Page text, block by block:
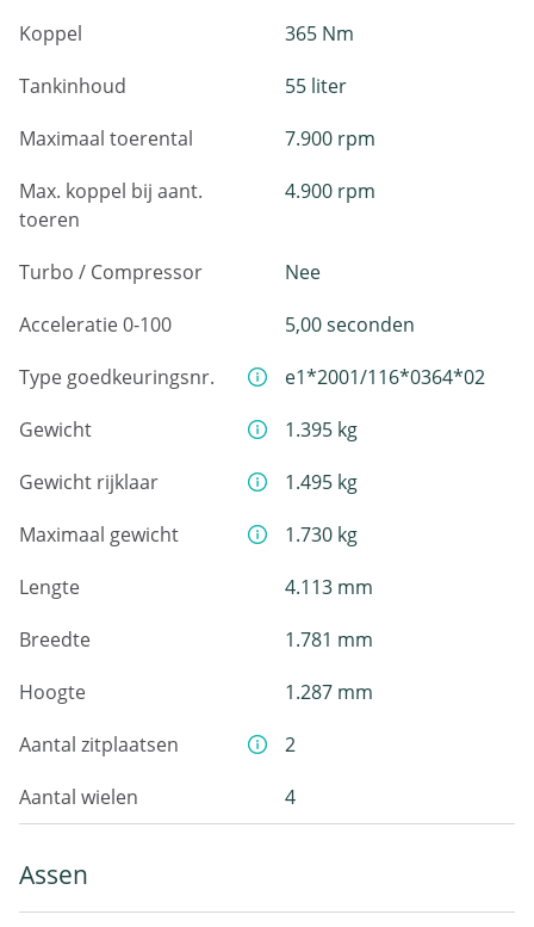
Koppel
365 Nm
Tankinhoud
55 liter
Maximaal toerental
7.900 rpm
Max. koppel bij aant.
toeren
4.900 rpm
Turbo / Compressor
Nee
Acceleratie 0-100
5,00 seconden
Type goedkeuringsnr.
e1*2001/116*0364*02
Gewicht
1.395 kg
Gewicht rijklaar
1.495 kg
Maximaal gewicht
1.730 kg
Lengte
4.113 mm
Breedte
1.781 mm
Hoogte
1.287 mm
Aantal zitplaatsen
2
Aantal wielen
4
Assen